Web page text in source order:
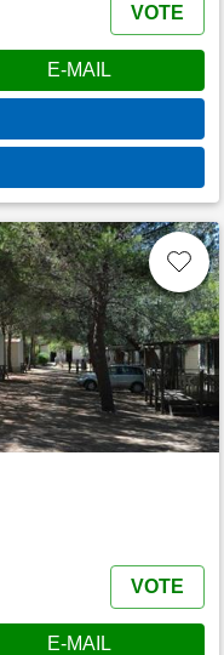
VOTE
E-MAIL
VOTE
E-MAIL